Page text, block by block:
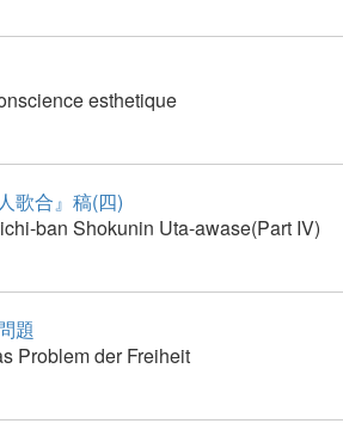
esthetique
歌合』稿(四)
ban Shokunin Uta-awase(Part IV)
題
Problem der Freiheit